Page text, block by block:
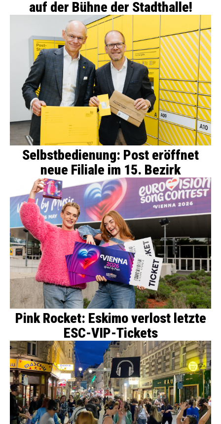
auf der Bühne der Stadthalle!
Selbstbedienung: Post eröffnet
neue Filiale im 15. Bezirk
Pink Rocket: Eskimo verlost letzte
ESC-VIP-Tickets